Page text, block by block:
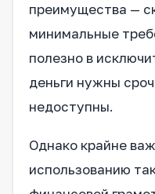
преимущества —
минимальные
полезно в
деньги нужны
недоступны.
Однако крайне
использованию